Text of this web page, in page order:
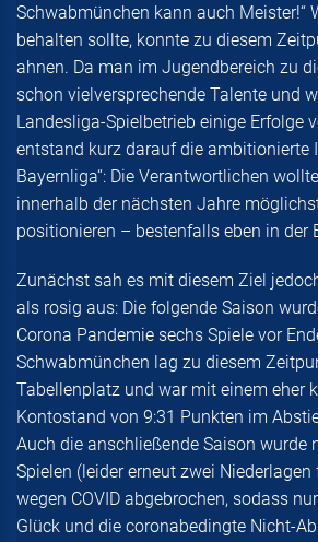
Schwabmünchen kann auch Meister!“
behalten sollte, konnte zu diesem
ahnen. Da man im Jugendbereich zu
schon vielversprechende Talente und
Landesliga-Spielbetrieb einige Erfolge
entstand kurz darauf die ambitionierte
Bayernliga“: Die Verantwortlichen
innerhalb der nächsten Jahre
positionieren – bestenfalls eben in der
Zunächst sah es mit diesem Ziel
als rosig aus: Die folgende Saison
Corona Pandemie sechs Spiele vor
Schwabmünchen lag zu diesem
Tabellenplatz und war mit einem eher
Kontostand von 9:31 Punkten im
Auch die anschließende Saison wurde
Spielen (leider erneut zwei Niederlagen
wegen COVID abgebrochen, sodass
Glück und die coronabedingte Nicht-